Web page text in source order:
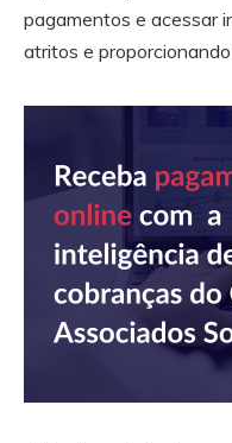
pagamentos e acessar
atritos e